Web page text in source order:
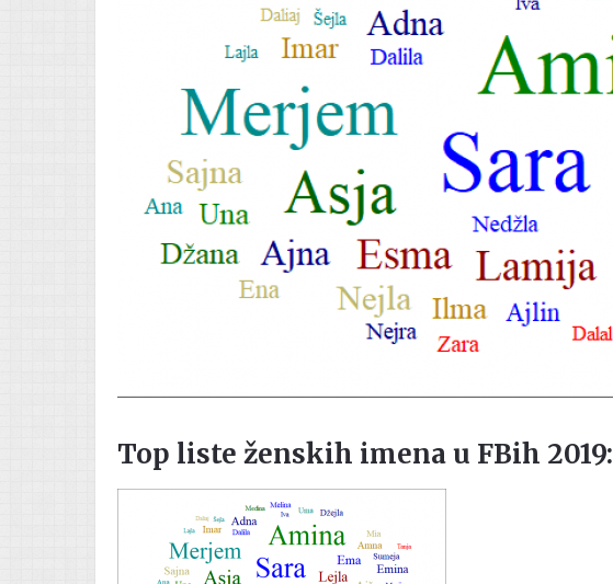
Top liste ženskih imena u FBih 2019: